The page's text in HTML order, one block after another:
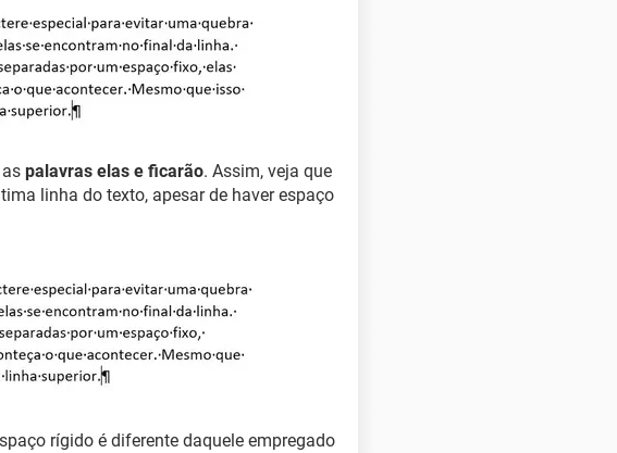
palavras elas e ficarão. Assim, veja que
linha do texto, apesar de haver espaço
rígido é diferente daquele empregado